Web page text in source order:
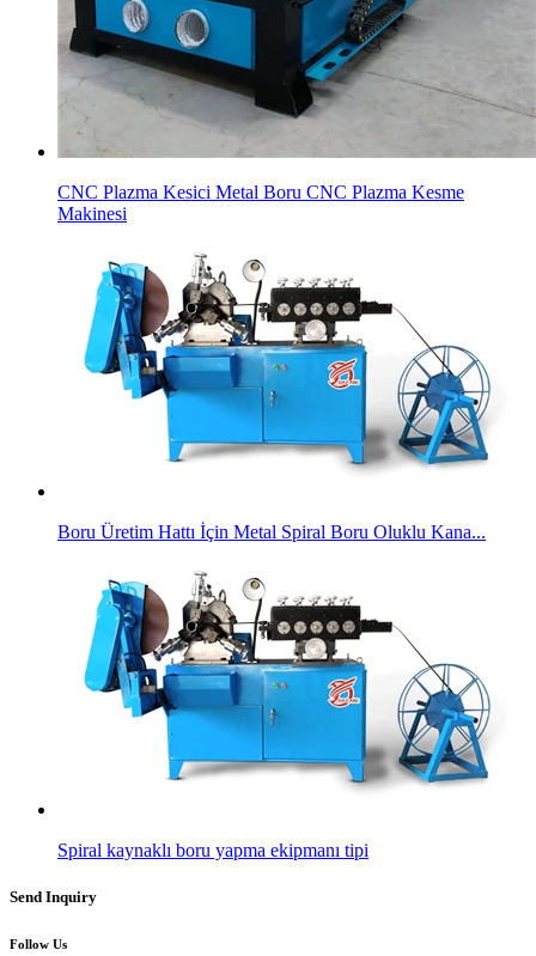
CNC Plazma Kesici Metal Boru CNC Plazma Kesme
Makinesi
Boru Üretim Hattı İçin Metal Spiral Boru Oluklu Kana...
Spiral kaynaklı boru yapma ekipmanı tipi
Send Inquiry
Follow Us